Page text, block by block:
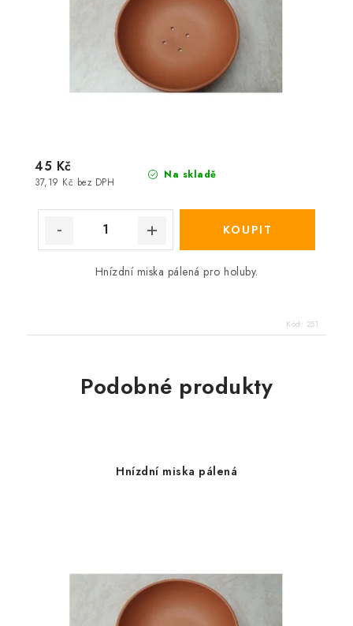
Na skladě
37,19 Kč bez DPH
45 Kč
Hnízdní miska pálená pro holuby.
Kód: 251
Podobné produkty
Hnízdní miska pálená